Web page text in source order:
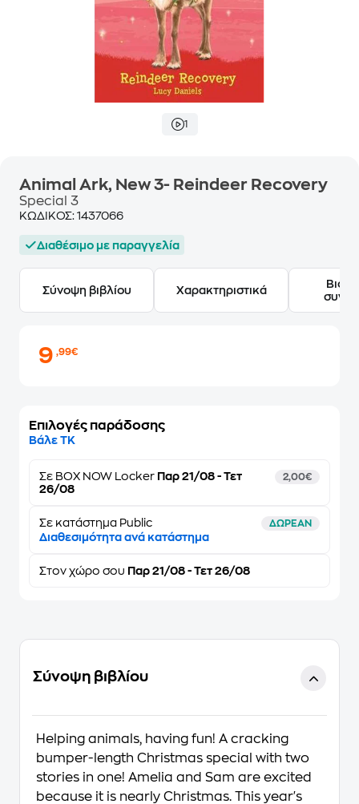
1
Animal Ark, New 3- Reindeer Recovery
Special 3
ΚΩΔΙΚΟΣ: 1437066
Διαθέσιμο με παραγγελία
Σύνοψη βιβλίου Χαρακτηριστικά
9,99€
Επιλογές παράδοσης
Βάλε ΤΚ
Σε BOX NOW Locker Παρ 21/08 - Τετ
26/08
2,00€
Σε κατάστημα Public ΔΩΡΕΑΝ
Διαθεσιμότητα ανά κατάστημα
Στον χώρο σου Παρ 21/08 - Τετ 26/08
Σύνοψη βιβλίου
Helping animals, having fun! A cracking
bumper-length Christmas special with two
stories in one! Amelia and Sam are excited
because it is nearly Christmas. This year's